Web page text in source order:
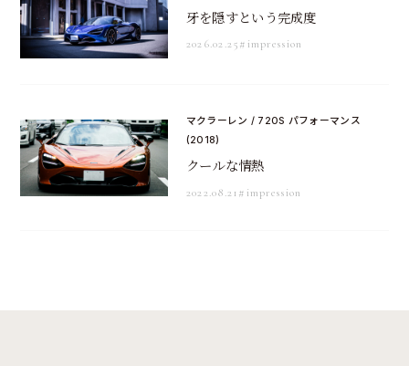
牙を隠すという完成度
2026.02.25#impression
マクラーレン / 720S パフォーマンス
(2018)
クールな情熱
2022.08.21 #impression